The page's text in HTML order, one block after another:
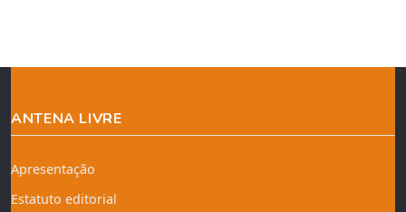
ANTENA LIVRE
Apresentação
Estatuto editorial